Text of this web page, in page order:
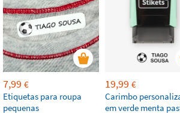
7,99 €
Etiquetas para roupa
pequenas
19,99 €
Carimbo
em verde menta